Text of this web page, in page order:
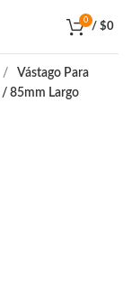
0
/ $0
Vástago Para
/ 85mm Largo